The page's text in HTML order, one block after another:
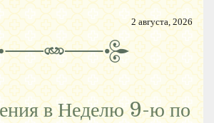
2 августа, 2026
в Неделю 9-ю по